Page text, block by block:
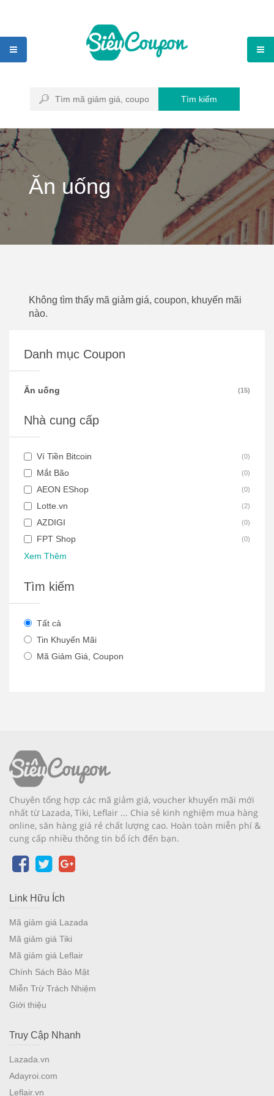
Tìm kiếm
Ăn uống
Không tìm thấy mã giảm giá, coupon, khuyến mãi
nào.
Danh mục Coupon
Ăn uống (15)
Nhà cung cấp
Ví Tiền Bitcoin (0)
Mắt Bão (0)
AEON EShop (0)
Lotte.vn (2)
AZDIGI (0)
FPT Shop (0)
Xem Thêm
Tìm kiếm
Tất cả
Tin Khuyến Mãi
Mã Giảm Giá, Coupon
Chuyên tổng hợp các mã giảm giá, voucher khuyến mãi mới
nhất từ Lazada, Tiki, Leflair ... Chia sẻ kinh nghiệm mua hàng
online, săn hàng giá rẻ chất lượng cao. Hoàn toàn miễn phí &
cung cấp nhiều thông tin bổ ích đến bạn.
Link Hữu Ích
Mã giảm giá Lazada
Mã giảm giá Tiki
Mã giảm giá Leflair
Chính Sách Bảo Mật
Miễn Trừ Trách Nhiệm
Giới thiệu
Truy Cập Nhanh
Lazada.vn
Adayroi.com
Leflair.vn